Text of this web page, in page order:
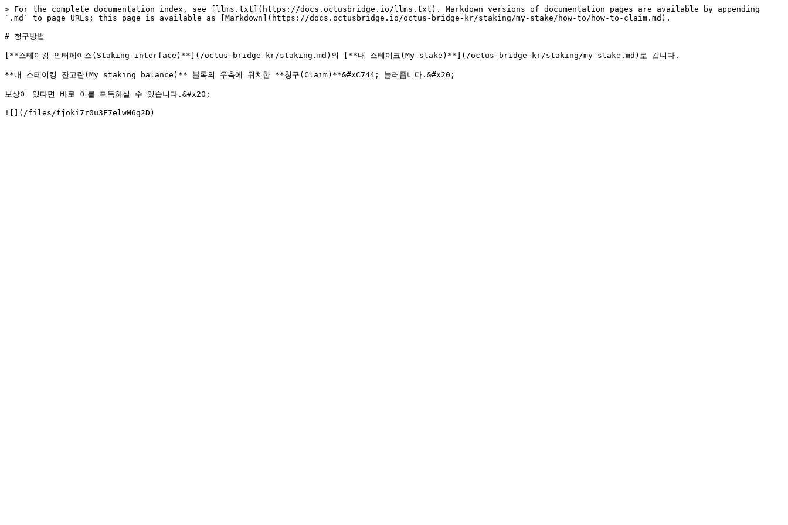
> For the complete documentation index, see [llms.txt](https://docs.octusbridge.io/llms.txt). Markdown versions of documentation pages are available by appending
`.md` to page URLs; this page is available as [Markdown](https://docs.octusbridge.io/octus-bridge-kr/staking/my-stake/how-to/how-to-claim.md).
# 청구방법
[**스테이킹 인터페이스(Staking interface)**](/octus-bridge-kr/staking.md)의 [**내 스테이크(My stake)**](/octus-bridge-kr/staking/my-stake.md)로 갑니다.
**내 스테이킹 잔고란(My staking balance)** 블록의 우측에 위치한 **청구(Claim)**&#xC744; 눌러줍니다.&#x20;
보상이 있다면 바로 이를 획득하실 수 있습니다.&#x20;